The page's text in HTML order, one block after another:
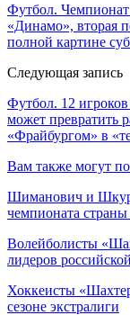
Футбол. Чемпионат
«Динамо», вторая
полной картине
Следующая запись
Футбол. 12
может превратить
«Фрайбургом» в
Вам также могут
Шиманович и
чемпионата
Волейболисты
лидеров
Хоккеисты
сезоне экстралиги